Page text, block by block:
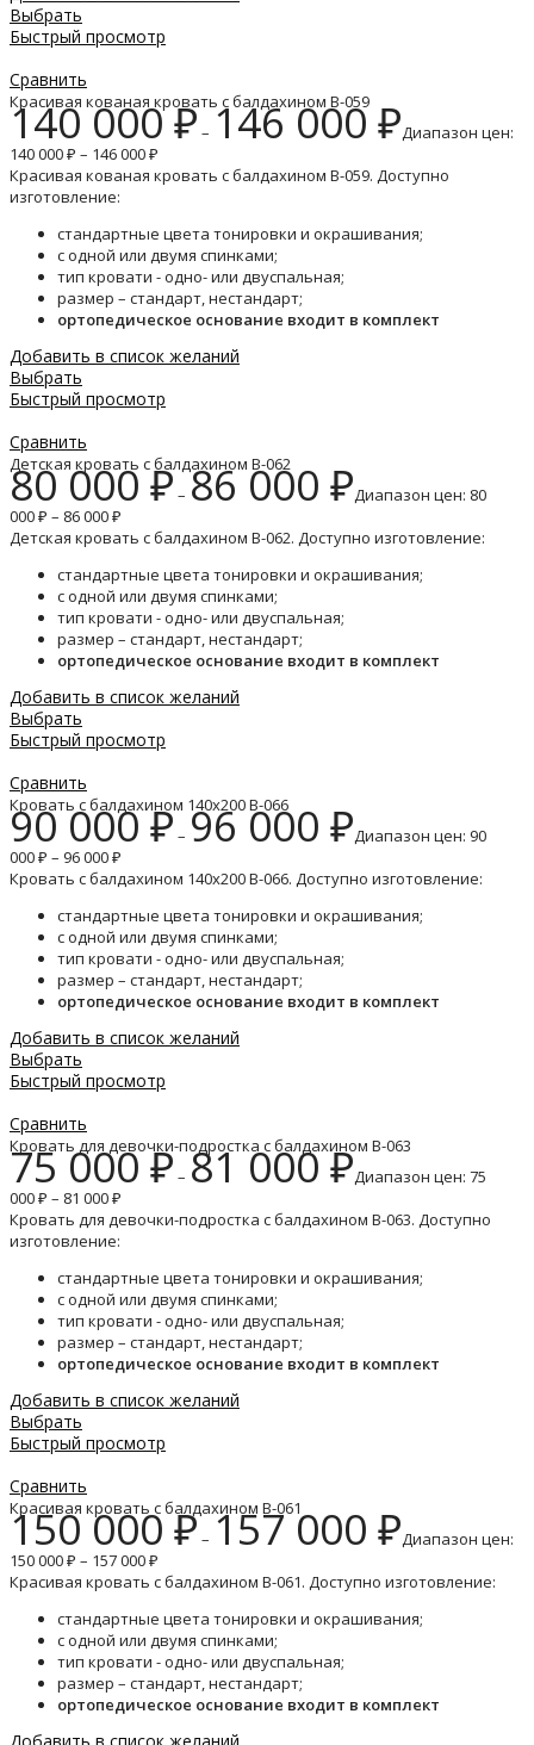
Выбрать
Быстрый просмотр
Сравнить
Красивая кованая кровать с балдахином B-059
140 000₽– 146 000₽Диапазон цен:
140 000 ₽ – 146 000 ₽
Красивая кованая кровать с балдахином B-059. Доступно
изготовление:
стандартные цвета тонировки и окрашивания;
с одной или двумя спинками;
тип кровати - одно- или двуспальная;
размер – стандарт, нестандарт;
ортопедическое основание входит в комплект
Добавить в список желаний
Выбрать
Быстрый просмотр
Сравнить
Детская кровать с балдахином B-062
80 000₽– 86 000 ₽Диапазон цен: 80
000 ₽ – 86 000 ₽
Детская кровать с балдахином B-062. Доступно изготовление:
стандартные цвета тонировки и окрашивания;
с одной или двумя спинками;
тип кровати - одно- или двуспальная;
размер – стандарт, нестандарт;
ортопедическое основание входит в комплект
Добавить в список желаний
Выбрать
Быстрый просмотр
Сравнить
Кровать с балдахином 140х200 B-066
90 000₽– 96 000 ₽Диапазон цен: 90
000 ₽ – 96 000 ₽
Кровать с балдахином 140х200 B-066. Доступно изготовление:
стандартные цвета тонировки и окрашивания;
с одной или двумя спинками;
тип кровати - одно- или двуспальная;
размер – стандарт, нестандарт;
ортопедическое основание входит в комплект
Добавить в список желаний
Выбрать
Быстрый просмотр
Сравнить
Кровать для девочки-подростка с балдахином B-063
75 000₽ – 81 000₽Диапазон цен: 75
000 ₽ – 81 000 ₽
Кровать для девочки-подростка с балдахином B-063. Доступно
изготовление:
стандартные цвета тонировки и окрашивания;
с одной или двумя спинками;
тип кровати - одно- или двуспальная;
размер – стандарт, нестандарт;
ортопедическое основание входит в комплект
Добавить в список желаний
Выбрать
Быстрый просмотр
Сравнить
Красивая кровать с балдахином B-061
150 000₽– 157 000 ₽Диапазон цен:
150 000 ₽ – 157 000 ₽
Красивая кровать с балдахином B-061. Доступно изготовление:
стандартные цвета тонировки и окрашивания;
с одной или двумя спинками;
тип кровати - одно- или двуспальная;
размер – стандарт, нестандарт;
ортопедическое основание входит в комплект